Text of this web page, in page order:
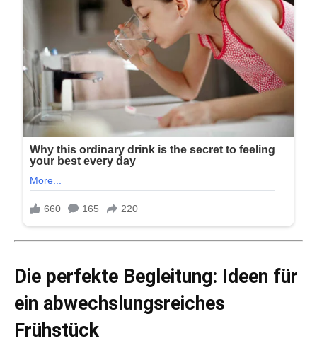
Die perfekte Begleitung: Ideen für
ein abwechslungsreiches
Frühstück